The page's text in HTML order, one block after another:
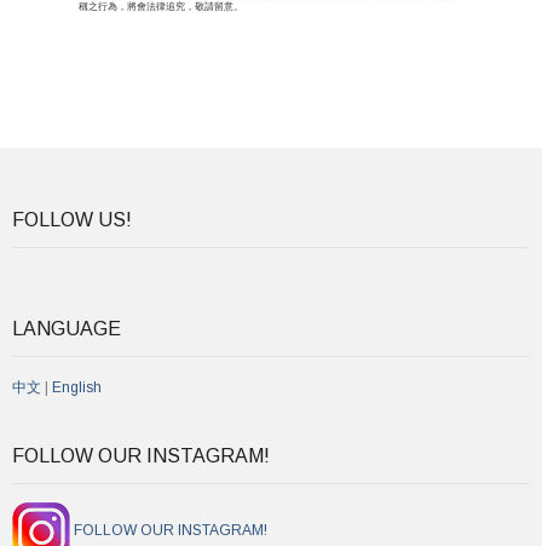
稱之行為，將會法律追究，敬請留意。
FOLLOW US!
LANGUAGE
中文 English
FOLLOW OUR INSTAGRAM!
FOLLOW OUR INSTAGRAM!